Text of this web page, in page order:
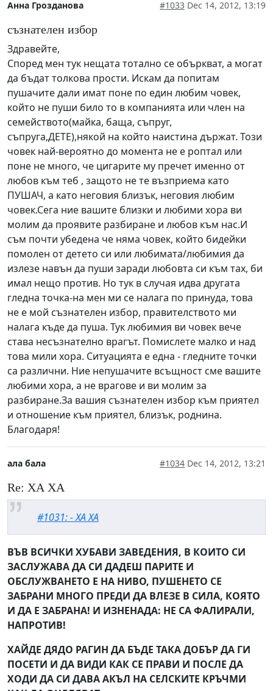
Анна Грозданова #1033 Dec 14, 2012, 13:19
съзнателен избор
Здравейте,
Според мен тук нещата тотално се объркват, а могат
да бъдат толкова прости. Искам да попитам
пушачите дали имат поне по един любим човек,
който не пуши било то в компанията или член на
семейството(майка, баща, съпруг,
съпруга,ДЕТЕ),някой на който наистина държат. Този
човек най-вероятно до момента не е роптал или
поне не много, че цигарите му пречет именно от
любов към теб , защото не те възприема като
ПУШАЧ, а като неговия близък, неговия любим
човек.Сега ние вашите близки и любими хора ви
молим да проявите разбиране и любов към нас.И
съм почти убедена че няма човек, който бидейки
помолен от детето си или любимата/любимия да
излезе навън да пуши заради любовта си към тах, би
имал нещо против. Но тук в случая идва другата
гледна точка-на мен ми се налага по принуда, това
не е мой съзнателен избор, правителството ми
налага къде да пуша. Тук любимия ви човек вече
става несъзнателно врагът. Помислете малко и над
това мили хора. Ситуацията е една - гледните точки
са различни. Ние непушачите всъщност сме вашите
любими хора, а не врагове и ви молим за
разбиране.За вашия съзнателен избор към приятел
и отношение към приятел, близък, роднина.
Благодаря!
ала бала #1034 Dec 14, 2012, 13:21
Re: ХА ХА
#1031: - ХА ХА
ВЪВ ВСИЧКИ ХУБАВИ ЗАВЕДЕНИЯ, В КОИТО СИ
ЗАСЛУЖАВА ДА СИ ДАДЕШ ПАРИТЕ И
ОБСЛУЖВАНЕТО Е НА НИВО, ПУШЕНЕТО СЕ
ЗАБРАНИ МНОГО ПРЕДИ ДА ВЛЕЗЕ В СИЛА, КОЯТО
И ДА Е ЗАБРАНА! И ИЗНЕНАДА: НЕ СА ФАЛИРАЛИ,
НАПРОТИВ!
ХАЙДЕ ДЯДО РАГИН ДА БЪДЕ ТАКА ДОБЪР ДА ГИ
ПОСЕТИ И ДА ВИДИ КАК СЕ ПРАВИ И ПОСЛЕ ДА
ХОДИ ДА СИ ДАВА АКЪЛ НА СЕЛСКИТЕ КРЪЧМИ